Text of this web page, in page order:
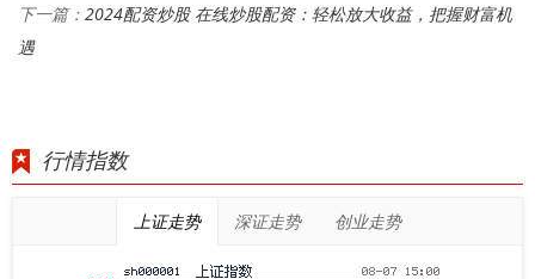
下一篇： 2024配资炒股 在线炒股配资：轻松放大收益，把握财富机
遇
行情指数
上证走势 深证走势 创业走势